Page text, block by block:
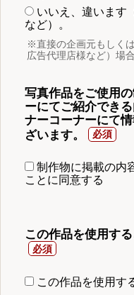
いいえ、違います
など）。
※直接の企画元もしく
広告代理店様など）場
写真作品をご使用
ーにてご紹介でき
ナーコーナーにて
ざいます。
制作物に掲載の内
ことに同意する
この作品を使用す
この作品を使用す